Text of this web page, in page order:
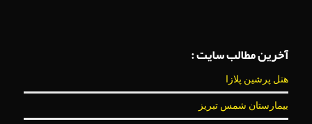
آخرین مطالب سایت :
هتل پرشین پلازا
بیمارستان شمس تبریز